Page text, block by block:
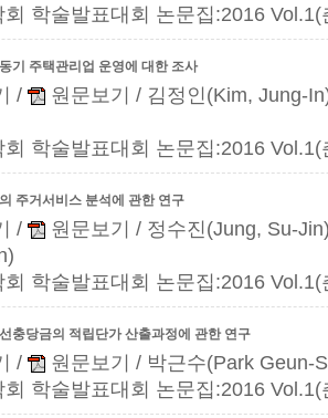
회 학술발표대회 논문집:2016
기 주택관리업 운영에 대한 조사
/ 원문보기
/ 김정인(Kim, Jung-
회 학술발표대회 논문집:2016
주거서비스 분석에 관한 연구
/ 원문보기
/ 정수진(Jung, Su-
회 학술발표대회 논문집:2016
충당금의 적립단가 산출과정에 관한 연구
/ 원문보기
/ 박근수(Park Geun-
회 학술발표대회 논문집:2016